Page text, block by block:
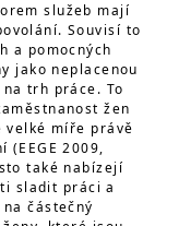
služeb mají
Souvisí to
a pomocných
jako neplacenou
trh práce. To
žen
velké míře právě
2009,
také nabízejí
sladit práci a
částečný